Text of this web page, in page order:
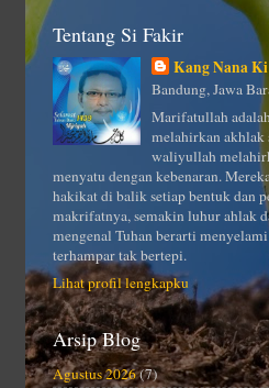
Tentang Si Fakir
Kang Nana
Bandung, Jawa
Marifatullah
melahirkan
waliyullah
menyatu dengan kebenaran.
hakikat di balik setiap bentuk dan
makrifatnya, semakin luhur ahlak
mengenal Tuhan berarti
terhampar tak bertepi.
Lihat profil lengkapku
Arsip Blog
Agustus 2026(7)